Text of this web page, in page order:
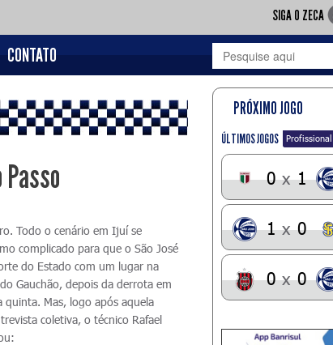
SIGA O ZECA
CONTATO
Todo o cenário em Ijuí se
complicado para que o São José
do Estado com um lugar na
Gauchão, depois da derrota em
quinta. Mas, logo após aquela
coletiva, o técnico Rafael
PRÓXIMO JOGO
ÚLTIMOS JOGOS Profissional
0 x 1
1 x 0
0 x 0